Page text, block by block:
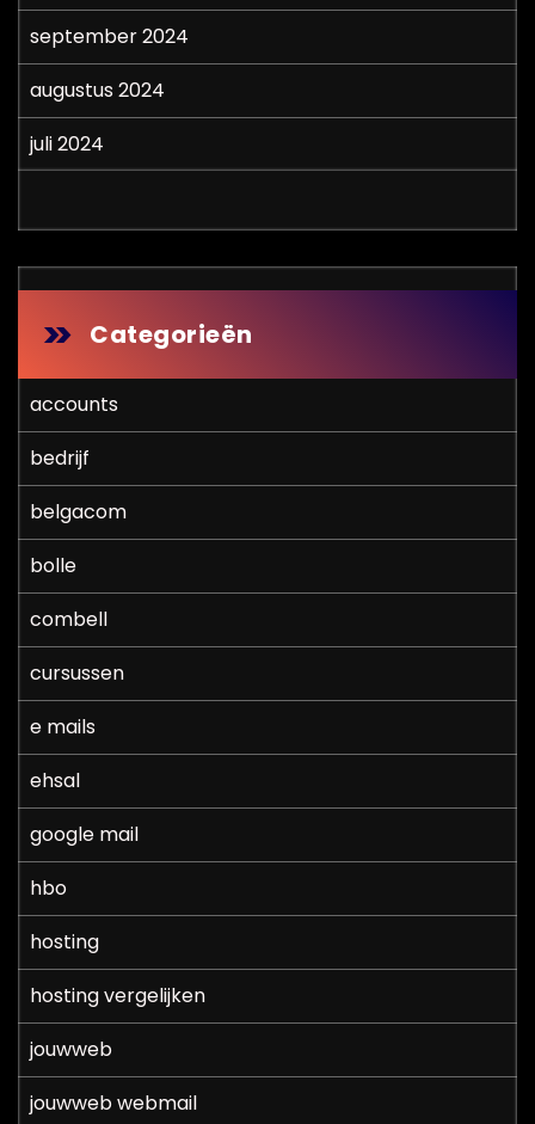
september 2024
augustus 2024
juli 2024
Categorieën
accounts
bedrijf
belgacom
bolle
combell
cursussen
e mails
ehsal
google mail
hbo
hosting
hosting vergelijken
jouwweb
jouwweb webmail